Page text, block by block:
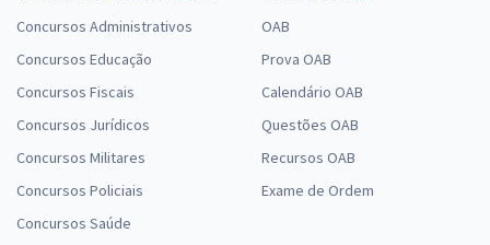
Concursos Administrativos
Concursos Educação
Concursos Fiscais
Concursos Jurídicos
Concursos Militares
Concursos Policiais
Concursos Saúde
OAB
Prova OAB
Calendário OAB
Questões OAB
Recursos OAB
Exame de Ordem